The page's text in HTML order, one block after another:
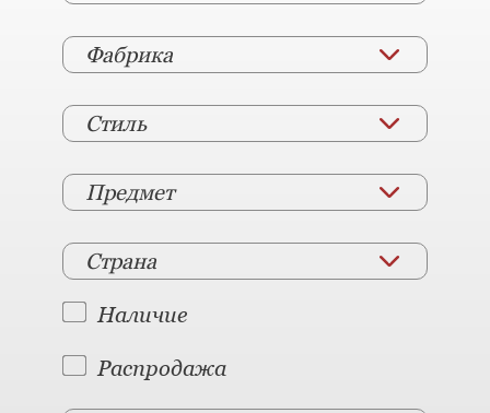
Фабрика
Стиль
Предмет
Страна
Наличие
Распродажа